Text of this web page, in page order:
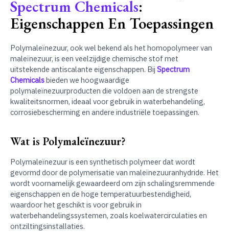
Spectrum Chemicals:
Eigenschappen En Toepassingen
Polymaleïnezuur, ook wel bekend als het homopolymeer van
maleïnezuur, is een veelzijdige chemische stof met
uitstekende antiscalante eigenschappen. Bij Spectrum
Chemicalsbieden we hoogwaardige
polymaleïnezuurproducten die voldoen aan de strengste
kwaliteitsnormen, ideaal voor gebruik in waterbehandeling,
corrosiebescherming en andere industriële toepassingen.
Wat is Polymaleïnezuur?
Polymaleïnezuur is een synthetisch polymeer dat wordt
gevormd door de polymerisatie van maleïnezuuranhydride. Het
wordt voornamelijk gewaardeerd om zijn schalingsremmende
eigenschappen en de hoge temperatuurbestendigheid,
waardoor het geschikt is voor gebruik in
waterbehandelingssystemen, zoals koelwatercirculaties en
ontziltingsinstallaties.